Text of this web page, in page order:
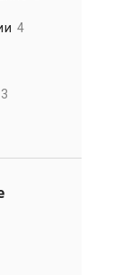
4
3